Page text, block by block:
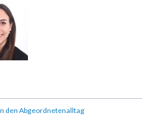
den Abgeordnetenalltag